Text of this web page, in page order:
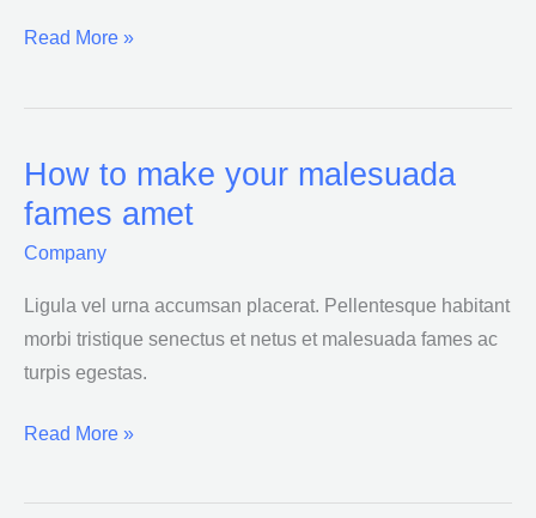
Read More »
How to make your malesuada
fames amet
Company
Ligula vel urna accumsan placerat. Pellentesque habitant
morbi tristique senectus et netus et malesuada fames ac
turpis egestas.
How
to
malesuada
fames
amet
Read More »